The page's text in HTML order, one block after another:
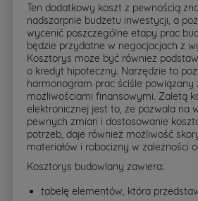
Ten dodatkowy koszt z pewnością
nadszarpnie budżetu inwestycji, a
wycenić poszczególne etapy prac
będzie przydatne w negocjacjach z
Kosztorys może być również
o kredyt hipoteczny. Narzędzie to
harmonogram prac ściśle powiązany
możliwościami finansowymi. Zaletą
elektronicznej jest to, że pozwala na
pewnych zmian i dostosowanie
potrzeb, daje również możliwość
materiałów i robocizny w zależności
Kosztorys budowlany zawiera:
tabelę elementów, która